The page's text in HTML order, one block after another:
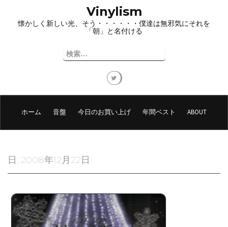
プ
Vinylism
懐かしく新しい光、そう・・・・・・僕達は無邪気にそれを
「朝」と名付ける
検
索:
ホーム 音盤 今日のお買い上げ 年間ベスト ABOUT
日: 2008年12月22日